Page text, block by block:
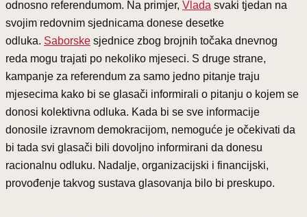
odnosno referendumom. Na primjer, Vlada svaki tjedan na
svojim redovnim sjednicama donese desetke
odluka. Saborske sjednice zbog brojnih točaka dnevnog
reda mogu trajati po nekoliko mjeseci. S druge strane,
kampanje za referendum za samo jedno pitanje traju
mjesecima kako bi se glasači informirali o pitanju o kojem se
donosi kolektivna odluka. Kada bi se sve informacije
donosile izravnom demokracijom, nemoguće je očekivati da
bi tada svi glasači bili dovoljno informirani da donesu
racionalnu odluku. Nadalje, organizacijski i financijski,
provođenje takvog sustava glasovanja bilo bi preskupo.